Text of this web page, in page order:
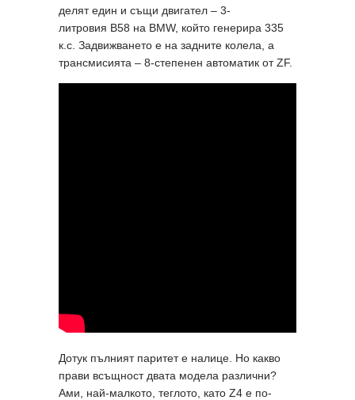
делят един и същи двигател – 3-
литровия В58 на BMW, който генерира 335
к.с. Задвижването е на задните колела, а
трансмисията – 8-степенен автоматик от ZF.
Дотук пълният паритет е налице. Но какво
прави всъщност двата модела различни?
Ами, най-малкото, теглото, като Z4 е по-